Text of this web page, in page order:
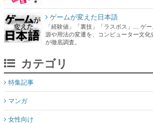
ゲームが変えた日本語
「経験値」「裏技」「ラスボス」… ゲ
源や用法の変遷を、コンピューター文化
が徹底調査。
カテゴリ
特集記事
マンガ
女性向け